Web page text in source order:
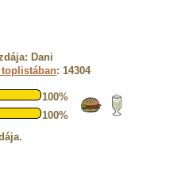
Dani
toplistában: 14304
100%
100%